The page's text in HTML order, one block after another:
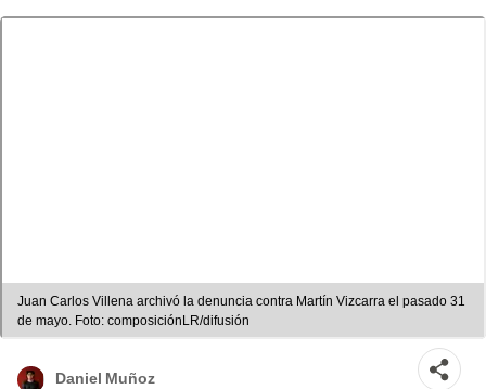
Juan Carlos Villena archivó la denuncia contra Martín Vizcarra el pasado 31
de mayo. Foto: composiciónLR/difusión
Daniel Muñoz